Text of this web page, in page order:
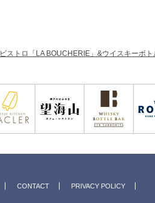
ビストロ「LA BOUCHERIE」&ウイスキーボ
CONTACT PRIVACY POLICY